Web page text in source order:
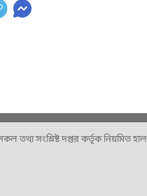
তথ্য সংশ্লিষ্ট দপ্তর কর্তৃক নিয়মিত